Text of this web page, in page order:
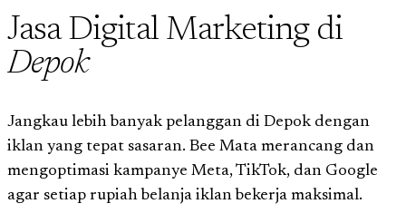
Jasa Digital Marketing di
Depok
Jangkau lebih banyak pelanggan di Depok dengan
iklan yang tepat sasaran. Bee Mata merancang dan
mengoptimasi kampanye Meta, TikTok, dan Google
agar setiap rupiah belanja iklan bekerja maksimal.